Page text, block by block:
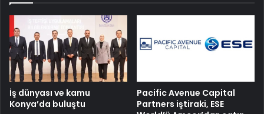
İş dünyası ve kamu
Konya’da buluştu
Pacific Avenue Capital
Partners iştiraki, ESE